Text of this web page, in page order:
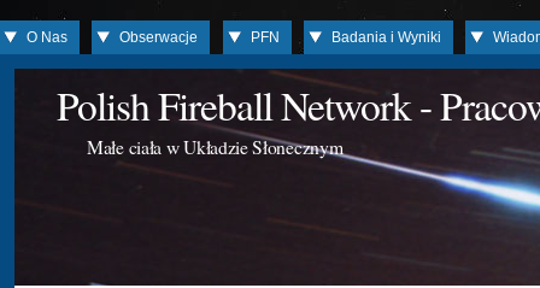
O Nas Obserwacje PFN Badania i Wyniki
Polish Fireball Network -
Małe ciała w Układzie Słonecznym